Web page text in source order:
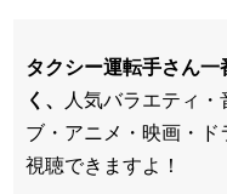
タクシー運転手さん
く、
人気バラエティ
ブ・アニメ・映画・
視聴できますよ！